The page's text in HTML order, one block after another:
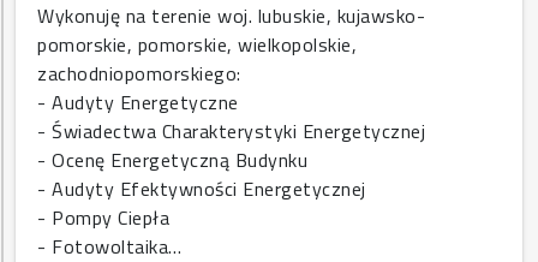
Wykonuję na terenie woj. lubuskie, kujawsko-
pomorskie, pomorskie, wielkopolskie,
zachodniopomorskiego:
- Audyty Energetyczne
- Świadectwa Charakterystyki Energetycznej
- Ocenę Energetyczną Budynku
- Audyty Efektywności Energetycznej
- Pompy Ciepła
- Fotowoltaika…